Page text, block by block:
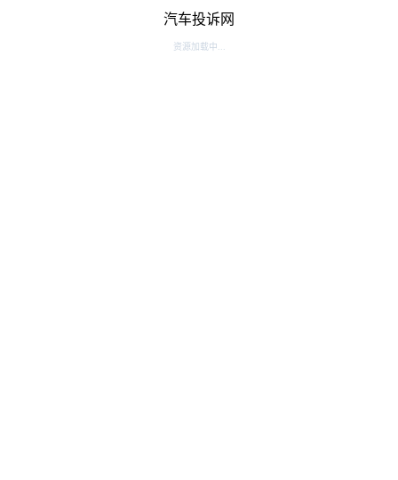
汽车投诉网
资源加载中...